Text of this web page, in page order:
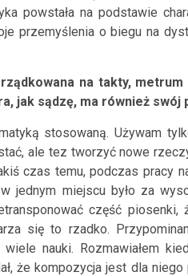
powstała na podstawie
przemyślenia o biegu na
na takty,
jak sądzę, ma również swój
stosowaną. Używam
ale tez tworzyć nowe
czas temu, podczas pracy
jednym miejscu było za
część
się to rzadko.
nauki. Rozmawiałem
że kompozycja jest dla